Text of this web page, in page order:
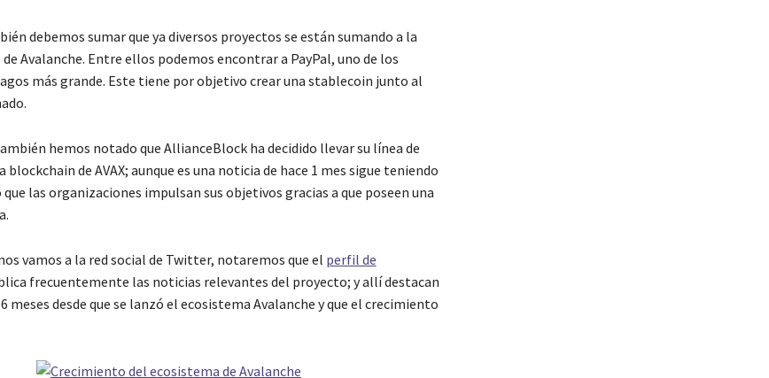
debemos sumar que ya diversos proyectos se están sumando a la
de Avalanche. Entre ellos podemos encontrar a PayPal, uno de los
más grande. Este tiene por objetivo crear una stablecoin junto al
hemos notado que AllianceBlock ha decidido llevar su línea de
blockchain de AVAX; aunque es una noticia de hace 1 mes sigue teniendo
las organizaciones impulsan sus objetivos gracias a que poseen una
vamos a la red social de Twitter, notaremos que el perfil de
frecuentemente las noticias relevantes del proyecto; y allí destacan
meses desde que se lanzó el ecosistema Avalanche y que el crecimiento